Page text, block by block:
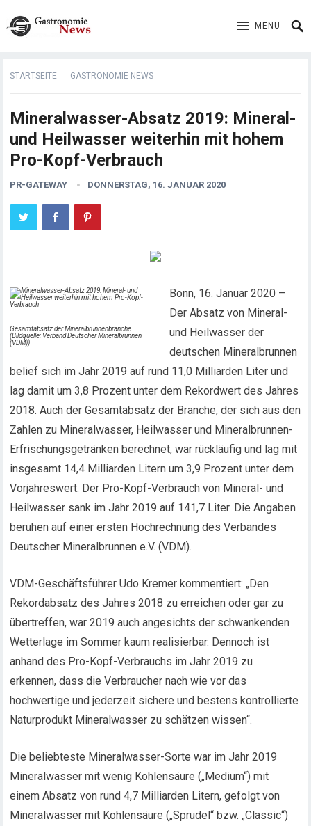
MENU
STARTSEITE GASTRONOMIE NEWS
Mineralwasser-Absatz 2019: Mineral-
und Heilwasser weiterhin mit hohem
Pro-Kopf-Verbrauch
PR-GATEWAY DONNERSTAG, 16. JANUAR 2020
Gesamtabsatz der Mineralbrunnenbranche
(Bildquelle: Verband Deutscher Mineralbrunnen
(VDM))
Bonn, 16. Januar 2020 –
Der Absatz von Mineral-
und Heilwasser der
deutschen Mineralbrunnen
belief sich im Jahr 2019 auf rund 11,0 Milliarden Liter und
lag damit um 3,8 Prozent unter dem Rekordwert des Jahres
2018. Auch der Gesamtabsatz der Branche, der sich aus den
Zahlen zu Mineralwasser, Heilwasser und Mineralbrunnen-
Erfrischungsgetränken berechnet, war rückläufig und lag mit
insgesamt 14,4 Milliarden Litern um 3,9 Prozent unter dem
Vorjahreswert. Der Pro-Kopf-Verbrauch von Mineral- und
Heilwasser sank im Jahr 2019 auf 141,7 Liter. Die Angaben
beruhen auf einer ersten Hochrechnung des Verbandes
Deutscher Mineralbrunnen e.V. (VDM).
VDM-Geschäftsführer Udo Kremer kommentiert: „Den
Rekordabsatz des Jahres 2018 zu erreichen oder gar zu
übertreffen, war 2019 auch angesichts der schwankenden
Wetterlage im Sommer kaum realisierbar. Dennoch ist
anhand des Pro-Kopf-Verbrauchs im Jahr 2019 zu
erkennen, dass die Verbraucher nach wie vor das
hochwertige und jederzeit sichere und bestens kontrollierte
Naturprodukt Mineralwasser zu schätzen wissen“.
Die beliebteste Mineralwasser-Sorte war im Jahr 2019
Mineralwasser mit wenig Kohlensäure („Medium“) mit
einem Absatz von rund 4,7 Milliarden Litern, gefolgt von
Mineralwasser mit Kohlensäure („Sprudel“ bzw. „Classic“)